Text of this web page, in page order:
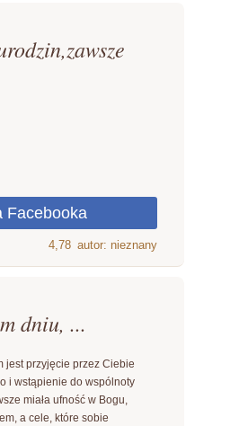
4,78 autor: nieznany
dniu, ...
jest przyjęcie przez Ciebie
i wstąpienie do wspólnoty
miała ufność w Bogu,
a cele, które sobie